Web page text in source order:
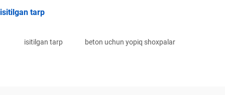
isitilgan tarp
isitilgan tarp beton uchun yopiq shoxpalar